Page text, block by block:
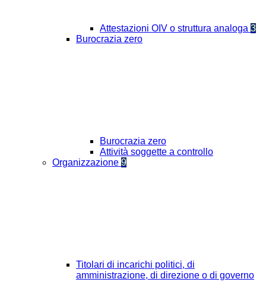
Attestazioni OIV o struttura analoga 3
Burocrazia zero
Burocrazia zero
Attività soggette a controllo
Organizzazione 9
Titolari di incarichi politici, di
amministrazione, di direzione o di governo